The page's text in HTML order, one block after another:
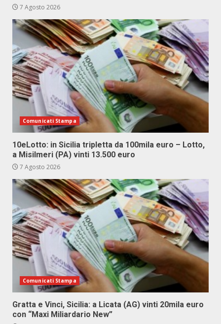
7 Agosto 2026
Comunicati Stampa
10eLotto: in Sicilia tripletta da 100mila euro – Lotto,
a Misilmeri (PA) vinti 13.500 euro
7 Agosto 2026
Comunicati Stampa
Gratta e Vinci, Sicilia: a Licata (AG) vinti 20mila euro
con “Maxi Miliardario New”